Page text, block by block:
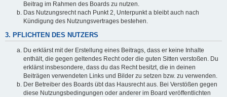
Beitrag im Rahmen des Boards zu nutzen.
Das Nutzungsrecht nach Punkt 2, Unterpunkt a bleibt auch nach
Kündigung des Nutzungsvertrages bestehen.
3. PFLICHTEN DES NUTZERS
Du erklärst mit der Erstellung eines Beitrags, dass er keine Inhalte
enthält, die gegen geltendes Recht oder die guten Sitten verstoßen. Du
erklärst insbesondere, dass du das Recht besitzt, die in deinen
Beiträgen verwendeten Links und Bilder zu setzen bzw. zu verwenden.
Der Betreiber des Boards übt das Hausrecht aus. Bei Verstößen gegen
diese Nutzungsbedingungen oder anderer im Board veröffentlichten